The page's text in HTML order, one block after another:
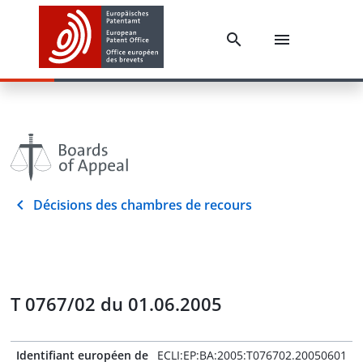
Décisions des chambres de recours
T 0767/02 du 01.06.2005
Identifiant européen de
ECLI:EP:BA:2005:T076702.20050601